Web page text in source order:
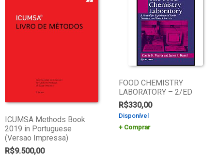
ICUMSA Methods Book
2019 in Portuguese
(Versao Impressa)
R$9.500,00
FOOD CHEMISTRY
LABORATORY – 2/ED
R$330,00
Disponível
Comprar